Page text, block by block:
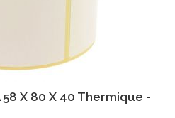
X 80 X 40 Thermique -